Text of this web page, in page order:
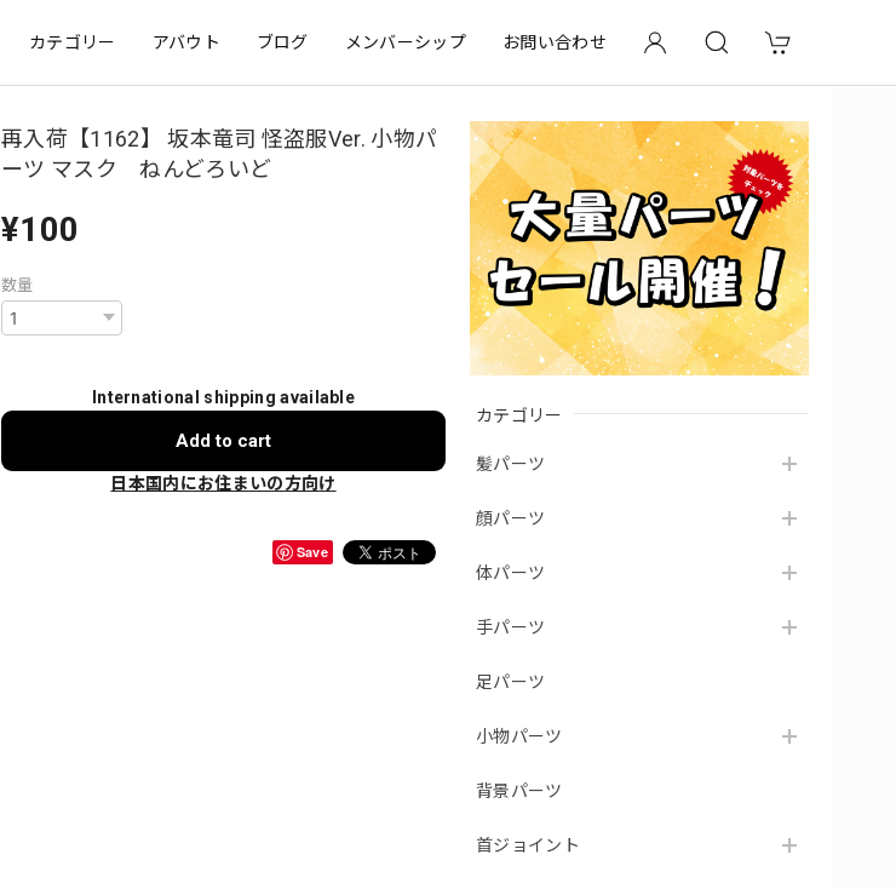
カテゴリー アバウト ブログ メンバーシップ お問い合わせ
カテゴリー
髪パーツ
顔パーツ
体パーツ
手パーツ
足パーツ
小物パーツ
背景パーツ
首ジョイント
再入荷【1162】 坂本竜司 怪盗服Ver. 小物パ
ーツ マスク ねんどろいど
¥100
数量
International shipping available
Add to cart
日本国内にお住まいの方向け
Save